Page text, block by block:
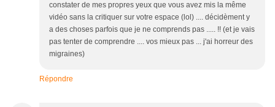
constater de mes propres yeux que vous avez mis la même
vidéo sans la critiquer sur votre espace (lol) .... décidèment y
a des choses parfois que je ne comprends pas ..... !! (et je vais
pas tenter de comprendre .... vos mieux pas ... j'ai horreur des
migraines)
Répondre